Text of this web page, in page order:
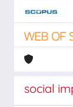
social